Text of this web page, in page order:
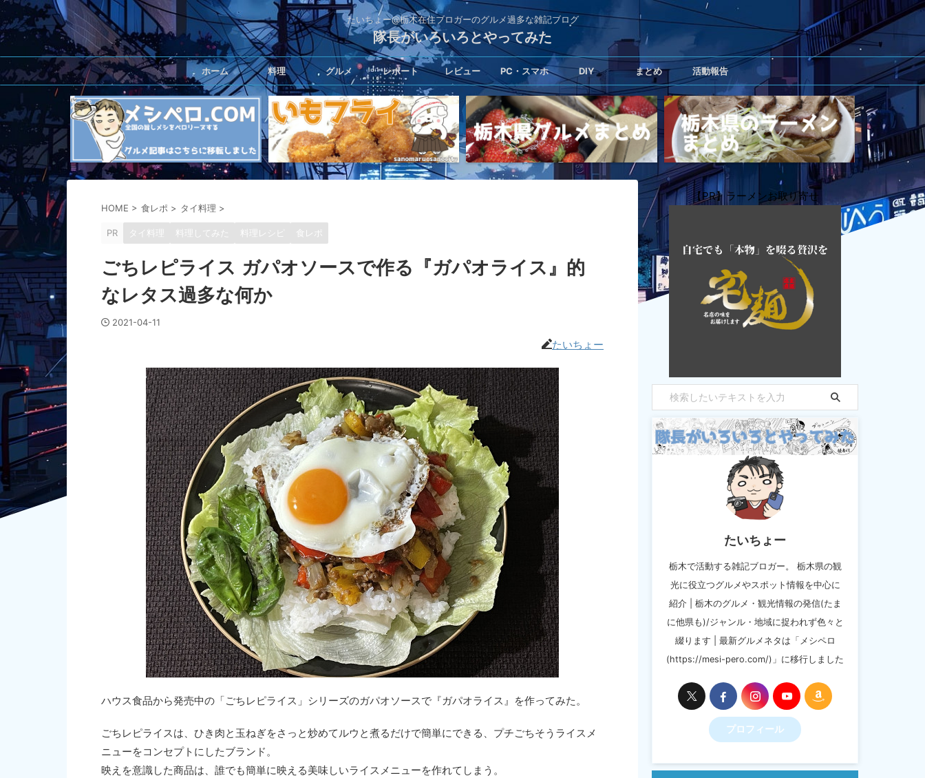
たいちょー@栃木在住ブロガーのグルメ過多な雑記ブログ
隊長がいろいろとやってみた
ホーム 料理 グルメ レポート レビュー PC・スマホ DIY まとめ 活動報告
HOME > 食レポ > タイ料理 >
PR タイ料理 料理してみた 料理レシピ 食レポ
ごちレピライス ガパオソースで作る『ガパオライス』的
なレタス過多な何か
2021-04-11
たいちょー
ハウス食品から発売中の「ごちレピライス」シリーズのガパオソースで『ガパオライス』を作ってみた。
ごちレピライスは、ひき肉と玉ねぎをさっと炒めてルウと煮るだけで簡単にできる、プチごちそうライスメ
ニューをコンセプトにしたブランド。
映えを意識した商品は、誰でも簡単に映える美味しいライスメニューを作れてしまう。
【PR】ラーメンお取り寄せ
たいちょー
栃木で活動する雑記ブロガー。 栃木県の観
光に役立つグルメやスポット情報を中心に
紹介 | 栃木のグルメ・観光情報の発信(たま
に他県も)/ジャンル・地域に捉われず色々と
綴ります | 最新グルメネタは「メシペロ
(https://mesi-pero.com/)」に移行しました
プロフィール